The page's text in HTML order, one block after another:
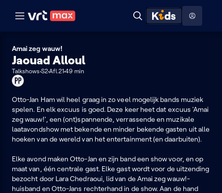
Naar hoofdinhoud Naar audiodescriptie Naar help
Zoeken
ontdekken
Amai zeg wauw!
Jaouad Alloul
Talkshows S2Afl.2149 min
Product
Otto-Jan Ham wil heel graag in zo veel mogelijk bands muziek
spelen. En elk excuus is goed. Deze keer heet dat excuus 'Amai
zeg wauw!', een (ont)spannende, verrassende en muzikale
laatavondshow met bekende en minder bekende gasten uit alle
hoeken van de wereld van het entertainment (en daarbuiten).
Elke avond maken Otto-Jan en zijn band een show voor, en op
maat van, één centrale gast. Elke gast wordt voor de uitzending
bezocht door Lara Chedraoui, lid van de Amai zeg wauw!-
huisband en Otto-Jans rechterhand in de show. Aan de hand